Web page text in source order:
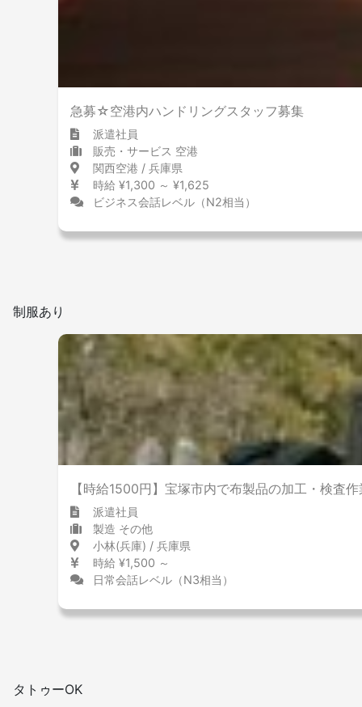
急募☆空港内ハンドリングスタッフ募集
派遣社員
販売・サービス 空港
関西空港 / 兵庫県
時給 ¥1,300 ～ ¥1,625
ビジネス会話レベル（N2相当）
制服あり
【時給1500円】宝塚市内で布製品の加工・検査
派遣社員
製造 その他
小林(兵庫) / 兵庫県
時給 ¥1,500 ～
日常会話レベル（N3相当）
タトゥーOK